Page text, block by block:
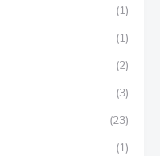
(1)
(1)
(2)
(3)
(23)
(1)